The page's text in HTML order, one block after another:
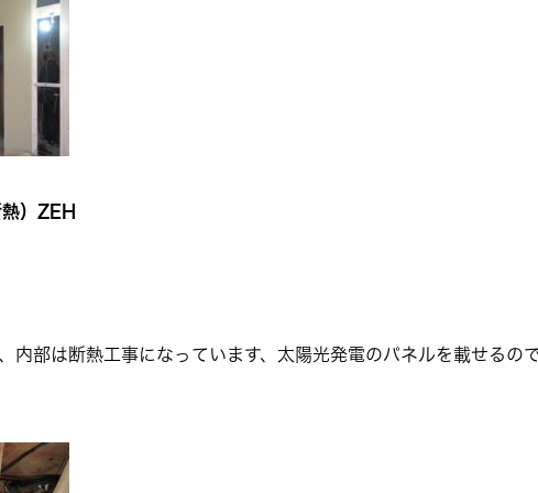
）ZEH
内部は断熱工事になっています、太陽光発電のパネルを載せるの